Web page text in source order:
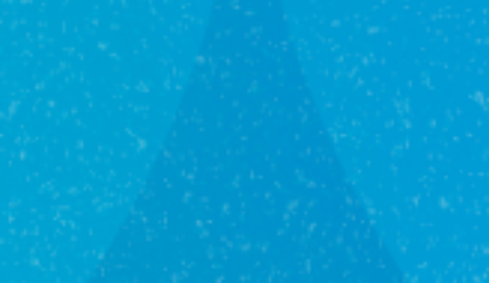
1 / этаж
г Уфа, ул Геологов, д 53